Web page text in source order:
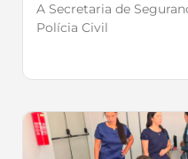
A Secretaria de
Polícia Civil